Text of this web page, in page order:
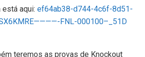
aqui: ef64ab38-d744-4c6f-8d51-
FNL-000100–_51D
teremos as provas de Knockout